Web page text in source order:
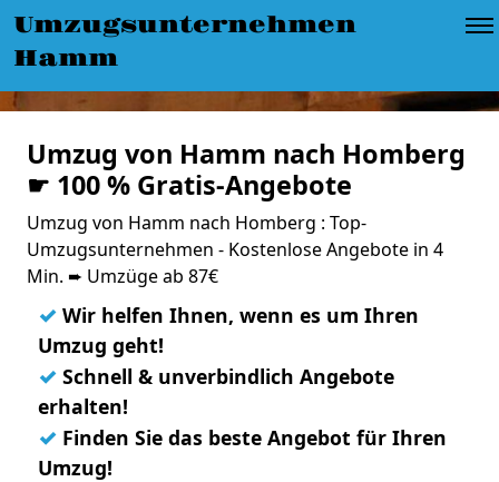
Umzugsunternehmen
Hamm
Umzug von Hamm nach Homberg
☛ 100 % Gratis-Angebote
Umzug von Hamm nach Homberg : Top-
Umzugsunternehmen - Kostenlose Angebote in 4
Min. ➨ Umzüge ab 87€
✓ Wir helfen Ihnen, wenn es um Ihren
Umzug geht!
✓ Schnell & unverbindlich Angebote
erhalten!
✓ Finden Sie das beste Angebot für Ihren
Umzug!